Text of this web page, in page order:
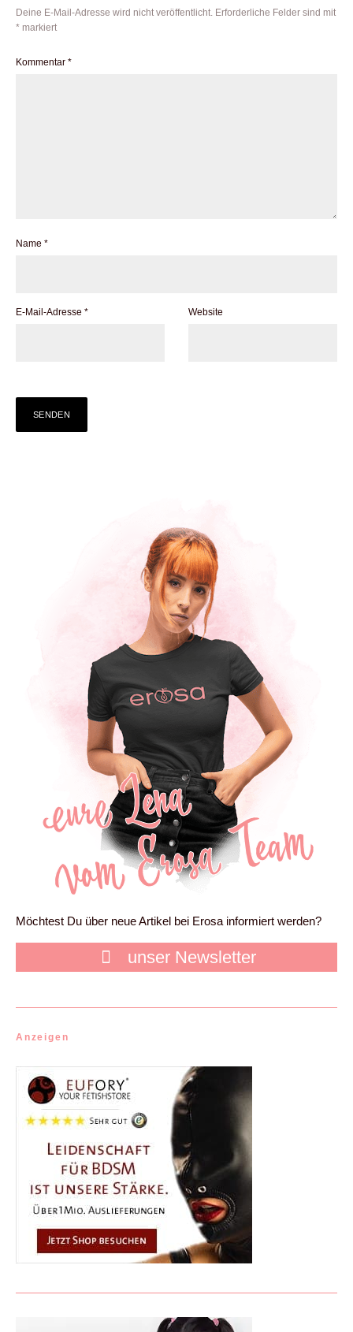
Deine E-Mail-Adresse wird nicht veröffentlicht. Erforderliche Felder sind mit
* markiert
Kommentar *
Name *
E-Mail-Adresse * Website
Möchtest Du über neue Artikel bei Erosa informiert werden?
unser Newsletter
Anzeigen